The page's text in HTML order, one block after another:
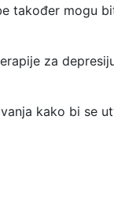
također mogu
za
kako bi se